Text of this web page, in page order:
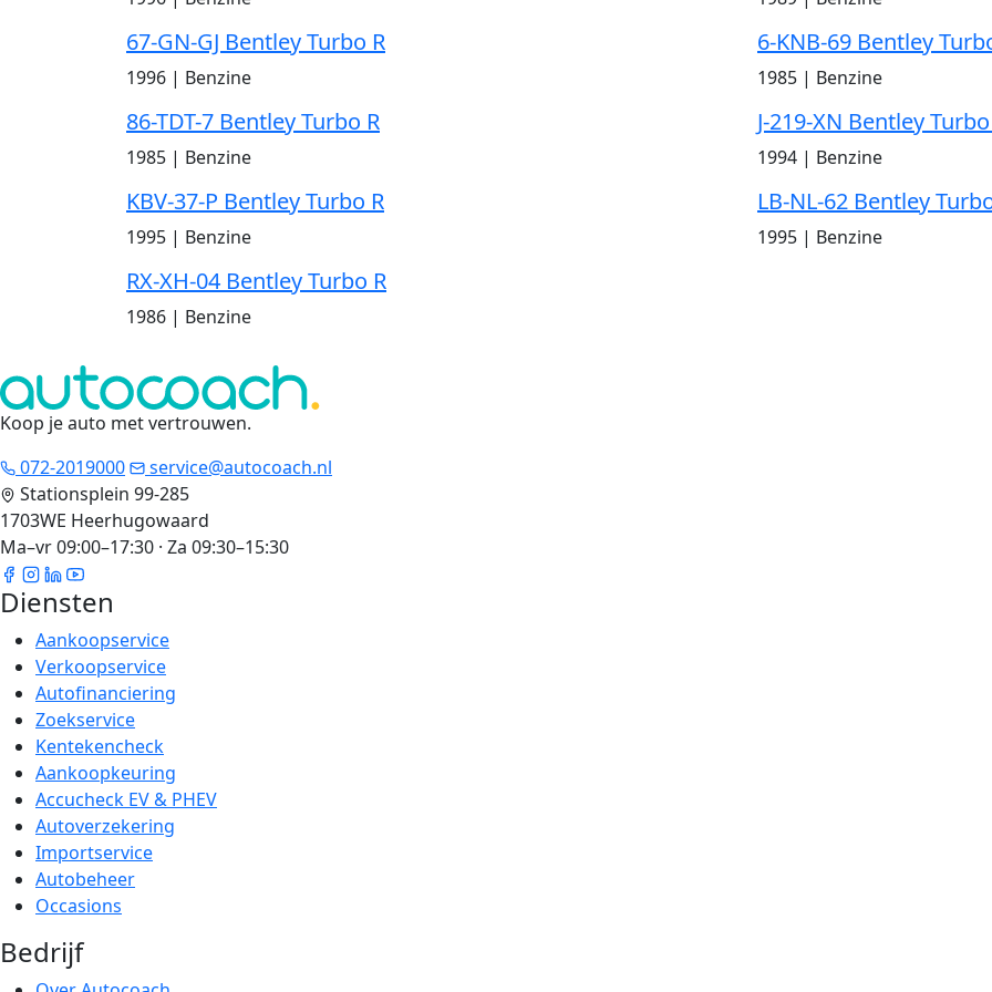
67-GN-GJ Bentley Turbo R
1996 | Benzine
6-KNB-69 Bentley
1985 | Benzine
86-TDT-7 Bentley Turbo R
1985 | Benzine
J-219-XN Bentley
1994 | Benzine
KBV-37-P Bentley Turbo R
1995 | Benzine
LB-NL-62 Bentley
1995 | Benzine
RX-XH-04 Bentley Turbo R
1986 | Benzine
Koop je auto met vertrouwen.
072-2019000
service@autocoach.nl
Stationsplein 99-285
1703WE Heerhugowaard
Ma–vr 09:00–17:30 · Za 09:30–15:30
Diensten
Aankoopservice
Verkoopservice
Autofinanciering
Zoekservice
Kentekencheck
Aankoopkeuring
Accucheck EV & PHEV
Autoverzekering
Importservice
Autobeheer
Occasions
Bedrijf